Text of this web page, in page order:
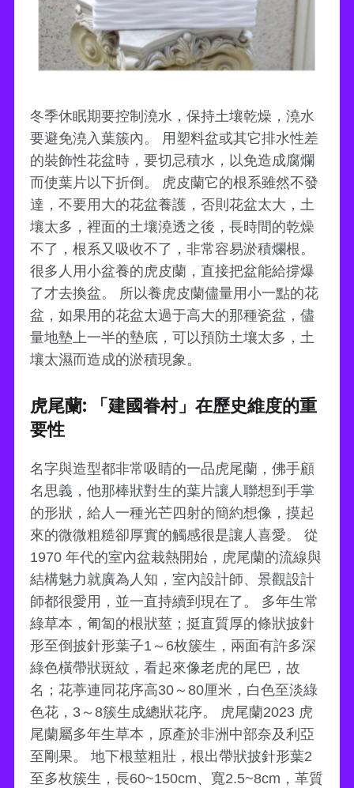
冬季休眠期要控制澆水，保持土壤乾燥，澆水
要避免澆入葉簇內。 用塑料盆或其它排水性差
的裝飾性花盆時，要切忌積水，以免造成腐爛
而使葉片以下折倒。 虎皮蘭它的根系雖然不發
達，不要用大的花盆養護，否則花盆太大，土
壤太多，裡面的土壤澆透之後，長時間的乾燥
不了，根系又吸收不了，非常容易淤積爛根。
很多人用小盆養的虎皮蘭，直接把盆能給撐爆
了才去換盆。 所以養虎皮蘭儘量用小一點的花
盆，如果用的花盆太過于高大的那種瓷盆，儘
量地墊上一半的墊底，可以預防土壤太多，土
壤太濕而造成的淤積現象。
虎尾蘭: 「建國眷村」在歷史維度的重
要性
名字與造型都非常吸睛的一品虎尾蘭，佛手顧
名思義，他那棒狀對生的葉片讓人聯想到手掌
的形狀，給人一種光芒四射的簡約想像，摸起
來的微微粗糙卻厚實的觸感很是讓人喜愛。 從
1970 年代的室內盆栽熱開始，虎尾蘭的流線與
結構魅力就廣為人知，室內設計師、景觀設計
師都很愛用，並一直持續到現在了。 多年生常
綠草本，匍匐的根狀莖；挺直質厚的條狀披針
形至倒披針形葉子1～6枚簇生，兩面有許多深
綠色橫帶狀斑紋，看起來像老虎的尾巴，故
名；花葶連同花序高30～80厘米，白色至淡綠
色花，3～8簇生成總狀花序。 虎尾蘭2023 虎
尾蘭屬多年生草本，原產於非洲中部奈及利亞
至剛果。 地下根莖粗壯，根出帶狀披針形葉2
至多枚簇生，長60~150cm、寬2.5~8cm，革質